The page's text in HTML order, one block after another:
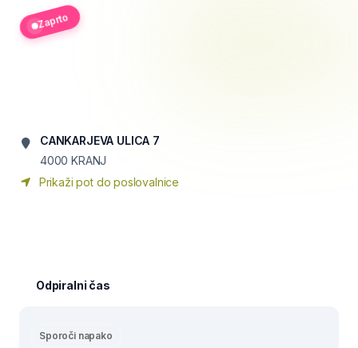
Zaprto
CANKARJEVA ULICA 7
4000 KRANJ
Prikaži pot do poslovalnice
Odpiralni čas
Sporoči napako